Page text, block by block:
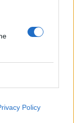
Policy